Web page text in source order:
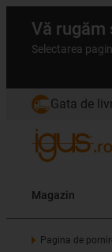
Vă
Selectarea
Gata de
Magazin
Pagina de